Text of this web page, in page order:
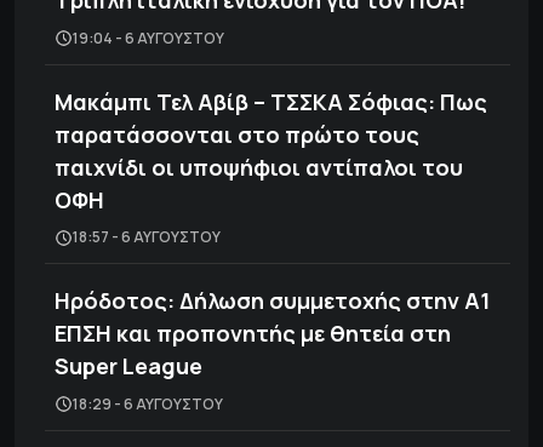
19:04 - 6 ΑΥΓΟΎΣΤΟΥ
Μακάμπι Τελ Αβίβ – ΤΣΣΚΑ Σόφιας: Πως
παρατάσσονται στο πρώτο τους
παιχνίδι οι υποψήφιοι αντίπαλοι του
ΟΦΗ
18:57 - 6 ΑΥΓΟΎΣΤΟΥ
Ηρόδοτος: Δήλωση συμμετοχής στην Α1
ΕΠΣΗ και προπονητής με θητεία στη
Super League
18:29 - 6 ΑΥΓΟΎΣΤΟΥ